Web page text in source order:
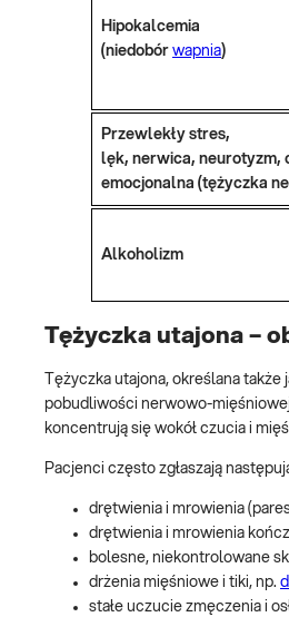
Hipokalcemia
(niedobór wapnia)
Przewlekły stres,
lęk, nerwica, neurotyzm,
emocjonalna (tężyczka
Alkoholizm
Tężyczka utajona –
Tężyczka utajona, określana
pobudliwości nerwowo-
koncentrują się wokół czucia i
Pacjenci często zgłaszają
drętwienia i mrowienia
drętwienia i mrowienia
bolesne, niekontrolowane
drżenia mięśniowe i tiki, np.
stałe uczucie zmęczenia i